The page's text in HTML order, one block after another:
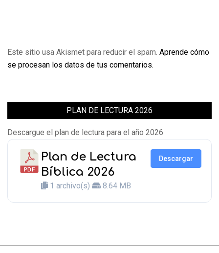
Este sitio usa Akismet para reducir el spam. Aprende cómo
se procesan los datos de tus comentarios.
PLAN DE LECTURA 2026
Descargue el plan de lectura para el año 2026
Plan de Lectura
Bíblica 2026
1 archivo(s) 8.64 MB
Descargar